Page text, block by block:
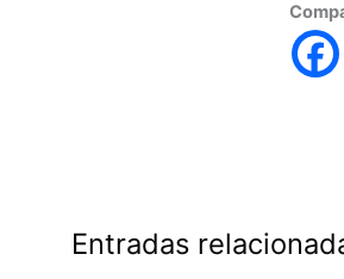
Entradas